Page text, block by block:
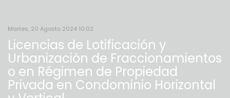
Martes, 20 Agosto 2024 10:02
Licencias de Lotificación y
Urbanización de Fraccionamientos
o en Régimen de Propiedad
Privada en Condominio Horizontal